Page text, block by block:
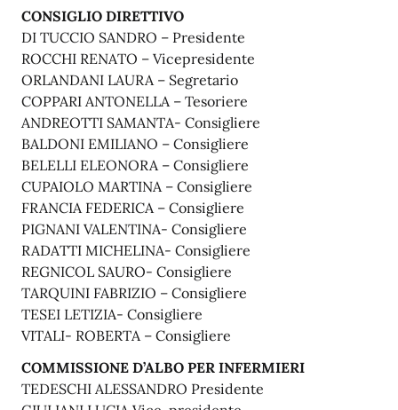
CONSIGLIO DIRETTIVO
DI TUCCIO SANDRO – Presidente
ROCCHI RENATO – Vicepresidente
ORLANDANI LAURA – Segretario
COPPARI ANTONELLA – Tesoriere
ANDREOTTI SAMANTA- Consigliere
BALDONI EMILIANO – Consigliere
BELELLI ELEONORA – Consigliere
CUPAIOLO MARTINA – Consigliere
FRANCIA FEDERICA – Consigliere
PIGNANI VALENTINA- Consigliere
RADATTI MICHELINA- Consigliere
REGNICOL SAURO- Consigliere
TARQUINI FABRIZIO – Consigliere
TESEI LETIZIA- Consigliere
VITALI- ROBERTA – Consigliere
COMMISSIONE D’ALBO PER INFERMIERI
TEDESCHI ALESSANDRO Presidente